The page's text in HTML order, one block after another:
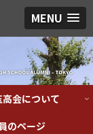
MENU
会について
のページ